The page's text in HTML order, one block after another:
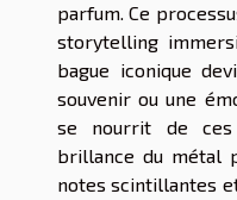
parfum. Ce
storytelling
bague iconique
souvenir ou une
se nourrit de ces
brillance du métal
notes scintillantes